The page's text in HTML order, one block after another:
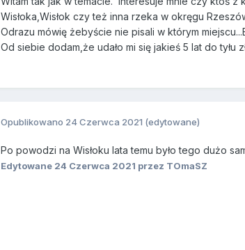
Wisłoka,Wisłok czy też inna rzeka w okręgu
Odrazu mówię żebyście nie pisali w którym
Od siebie dodam,że udało mi się jakieś 5 lat do tyłu
Opublikowano 24 Czerwca 2021 (edytowane)
Po powodzi na Wisłoku lata temu było tego dużo
Edytowane 24 Czerwca 2021 przez TOmaSZ